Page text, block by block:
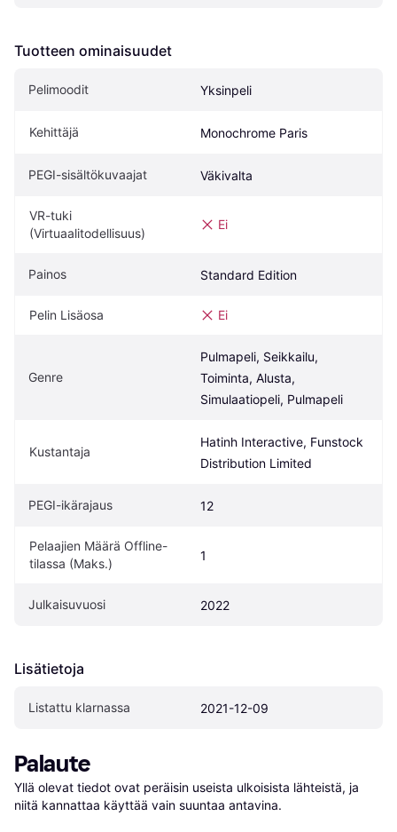
Tuotteen ominaisuudet
Pelimoodit Yksinpeli
Kehittäjä Monochrome Paris
PEGI-sisältökuvaajat Väkivalta
VR-tuki
(Virtuaalitodellisuus)
Ei
Painos Standard Edition
Pelin Lisäosa Ei
Genre
Pulmapeli, Seikkailu,
Toiminta, Alusta,
Simulaatiopeli, Pulmapeli
Kustantaja
Hatinh Interactive, Funstock
Distribution Limited
PEGI-ikärajaus 12
Pelaajien Määrä Offline-
tilassa (Maks.)
1
Julkaisuvuosi 2022
Lisätietoja
Listattu klarnassa 2021-12-09
Palaute
Yllä olevat tiedot ovat peräisin useista ulkoisista lähteistä, ja
niitä kannattaa käyttää vain suuntaa antavina.